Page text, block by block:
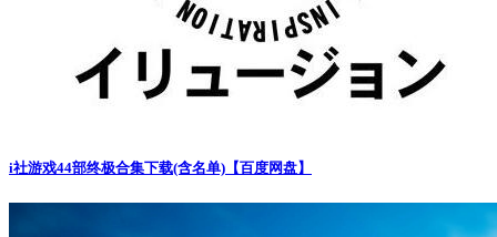
i社游戏44部终极合集下载(含名单)【百度网盘】